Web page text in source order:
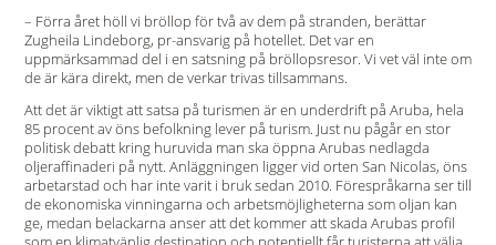
– Förra året höll vi bröllop för två av dem på stranden, berättar
Zugheila Lindeborg, pr-ansvarig på hotellet. Det var en
uppmärksammad del i en satsning på bröllopsresor. Vi vet väl inte om
de är kära direkt, men de verkar trivas tillsammans.
Att det är viktigt att satsa på turismen är en underdrift på Aruba, hela
85 procent av öns befolkning lever på turism. Just nu pågår en stor
politisk debatt kring huruvida man ska öppna Arubas nedlagda
oljeraffinaderi på nytt. Anläggningen ligger vid orten San Nicolas, öns
arbetarstad och har inte varit i bruk sedan 2010. Förespråkarna ser till
de ekonomiska vinningarna och arbetsmöjligheterna som oljan kan
ge, medan belackarna anser att det kommer att skada Arubas profil